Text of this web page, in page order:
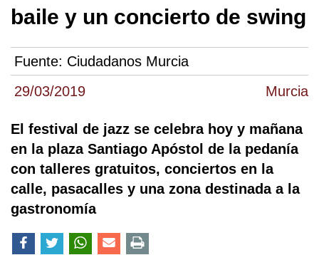
29/03/2019 Murcia
baile y un concierto de swing
Fuente: Ciudadanos Murcia
El festival de jazz se celebra hoy y mañana
en la plaza Santiago Apóstol de la pedanía
con talleres gratuitos, conciertos en la
calle, pasacalles y una zona destinada a la
gastronomía